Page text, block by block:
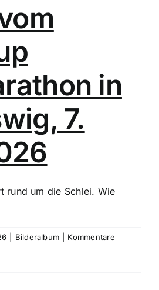
in
7.
rund um die Schlei. Wie
Bilderalbum
Kommentare